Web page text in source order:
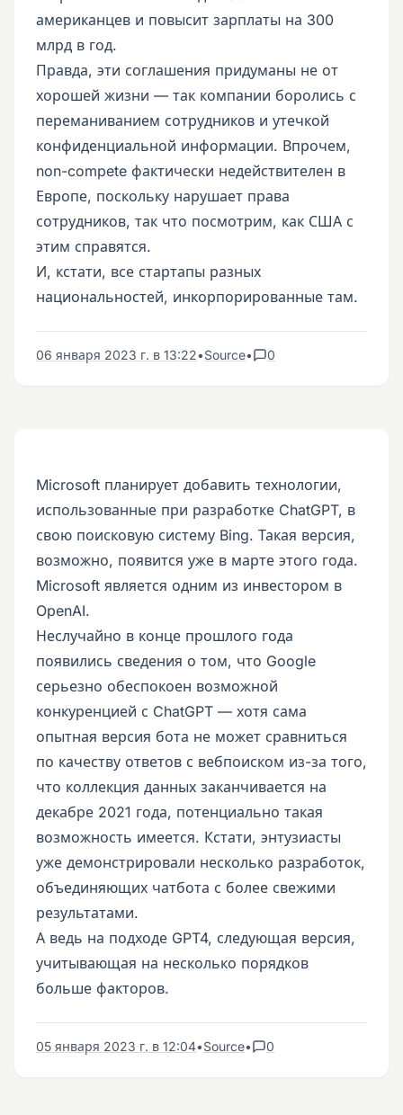
американцев и повысит зарплаты на 300
млрд в год.
Правда, эти соглашения придуманы не от
хорошей жизни — так компании боролись с
переманиванием сотрудников и утечкой
конфиденциальной информации. Впрочем,
non-compete фактически недействителен в
Европе, поскольку нарушает права
сотрудников, так что посмотрим, как США с
этим справятся.
И, кстати, все стартапы разных
национальностей, инкорпорированные там.
06 января 2023 г. в 13:22•Source• 0
Microsoft планирует добавить технологии,
использованные при разработке ChatGPT, в
свою поисковую систему Bing. Такая версия,
возможно, появится уже в марте этого года.
Microsoft является одним из инвестором в
OpenAI.
Неслучайно в конце прошлого года
появились сведения о том, что Google
серьезно обеспокоен возможной
конкуренцией с ChatGPT — хотя сама
опытная версия бота не может сравниться
по качеству ответов с вебпоиском из-за того,
что коллекция данных заканчивается на
декабре 2021 года, потенциально такая
возможность имеется. Кстати, энтузиасты
уже демонстрировали несколько разработок,
объединяющих чатбота с более свежими
результатами.
А ведь на подходе GPT4, следующая версия,
учитывающая на несколько порядков
больше факторов.
05 января 2023 г. в 12:04•Source• 0